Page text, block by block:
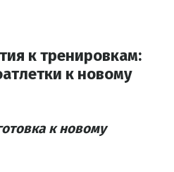
к тренировкам:
к новому
к новому